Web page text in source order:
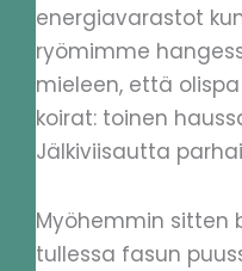
energiavarastot
ryömimme
mieleen, että
koirat: toinen
Jälkiviisautta
Myöhemmin sitten
tullessa fasun